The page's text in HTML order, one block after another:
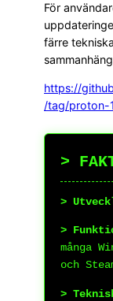
För
färre
https://
/tag/proton-
>
>
>
många
och
>